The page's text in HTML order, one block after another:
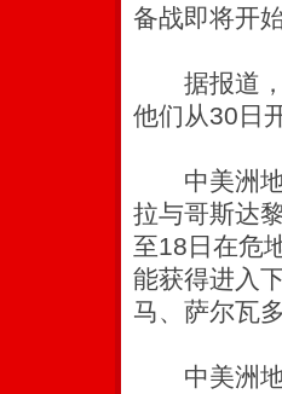
备战即将开
据报道，
他们从30日
中美洲地
拉与哥斯达
至18日在危
能获得进入
马、萨尔瓦
中美洲地